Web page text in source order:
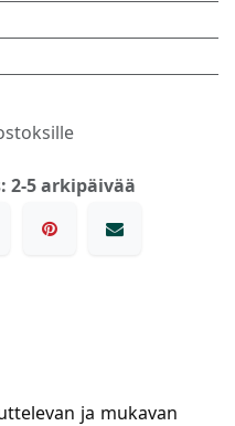
5 arkipäivää
ja mukavan